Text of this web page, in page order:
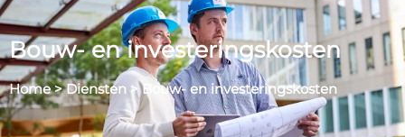
Bouw- en investeringskosten
Home>Diensten >Bouw- en investeringskosten